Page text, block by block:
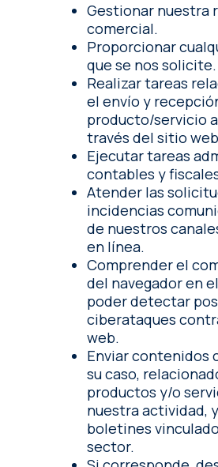
Gestionar nuestra
comercial.
Proporcionar
que se nos solicite.
Realizar tareas
el envío y
producto/servicio
través del sitio
Ejecutar tareas
contables y
Atender las
incidencias
de nuestros
en línea.
Comprender el
del navegador en
poder detectar
ciberataques
web.
Enviar contenidos
su caso,
productos y/o
nuestra actividad,
boletines
sector.